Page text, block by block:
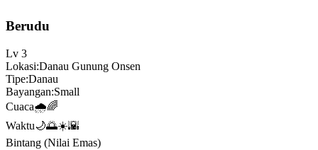
Berudu
Lv 3
Lokasi:Danau Gunung Onsen
Tipe:Danau
Bayangan:Small
Cuaca🌧️🌈
Waktu🌙🌅☀️🌇
Bintang (Nilai Emas)